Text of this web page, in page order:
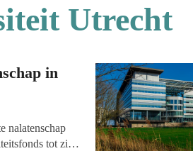
Utrecht
in
nalatenschap
tot zijn